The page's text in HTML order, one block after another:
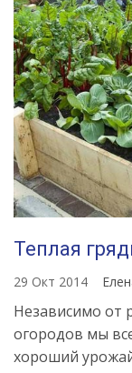
Теплая
29 Окт 2014
Независимо от
огородов мы
хороший